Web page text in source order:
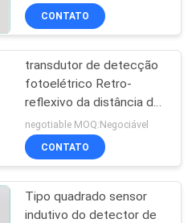
normalmente aberto
CONTATO
transdutor de detecção
fotoelétrico Retro-
reflexivo da distância do
interruptor 4m do sensor
12Vdc
negotiable MOQ:Negociável
CONTATO
Tipo quadrado sensor
indutivo do detector de